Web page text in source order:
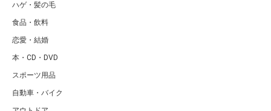
ハゲ・髪の毛
食品・飲料
恋愛・結婚
本・CD・DVD
スポーツ用品
自動車・バイク